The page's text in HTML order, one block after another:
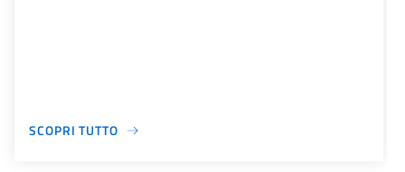
SCOPRI TUTTO